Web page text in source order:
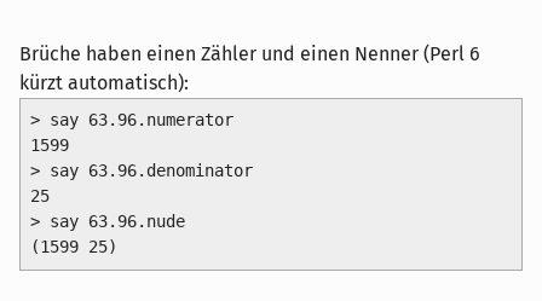
Brüche haben einen Zähler und einen Nenner (Perl 6
kürzt automatisch):
> say 63.96.numerator
1599
> say 63.96.denominator
25
> say 63.96.nude
(1599 25)